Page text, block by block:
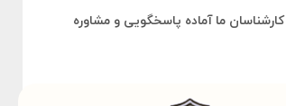
ما آماده پاسخگویی و مشاوره